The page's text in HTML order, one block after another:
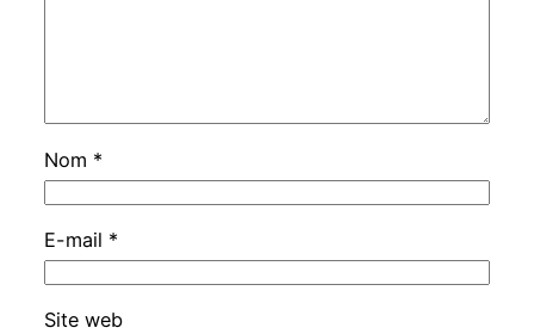
Nom *
E-mail *
Site web